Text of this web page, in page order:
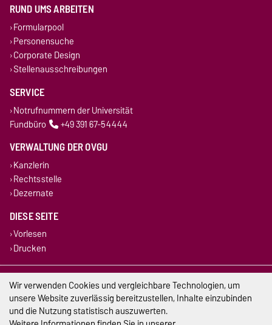
RUND UMS ARBEITEN
Formularpool
Personensuche
Corporate Design
Stellenausschreibungen
SERVICE
Notrufnummern der Universität
Fundbüro
+49 391 67-54444
VERWALTUNG DER OVGU
Kanzlerin
Rechtsstelle
Dezernate
DIESE SEITE
Vorlesen
Drucken
Impressum
Datenschutz
Wir verwenden Cookies und vergleichbare Technologien, um
unsere Website zuverlässig bereitzustellen, Inhalte einzubinden
und die Nutzung statistisch auszuwerten.